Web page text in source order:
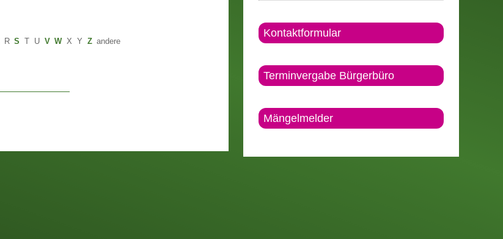
R S T U V W X Y Z andere
Kontaktformular
Terminvergabe Bürgerbüro
Mängelmelder